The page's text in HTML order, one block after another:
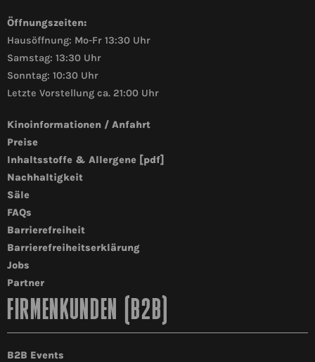
Öffnungszeiten:
Hausöffnung: Mo-Fr 13:30 Uhr
Samstag: 13:30 Uhr
Sonntag: 10:30 Uhr
Letzte Vorstellung ca. 21:00 Uhr
Kinoinformationen / Anfahrt
Preise
Inhaltsstoffe & Allergene [pdf]
Nachhaltigkeit
Säle
FAQs
Barrierefreiheit
Barrierefreiheitserklärung
Jobs
Partner
FIRMENKUNDEN (B2B)
B2B Events